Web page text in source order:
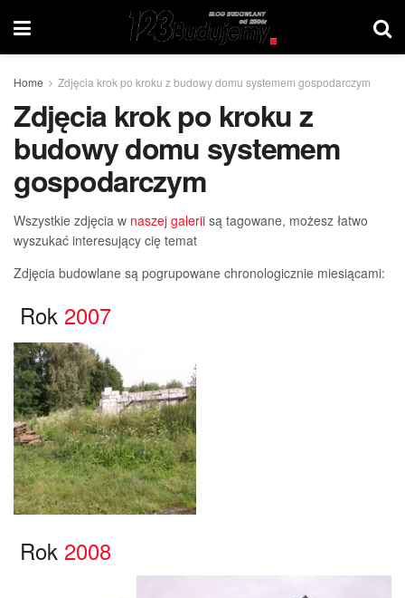
Home Zdjęcia krok po kroku z budowy domu systemem gospodarczym
Zdjęcia krok po kroku z
budowy domu systemem
gospodarczym
Wszystkie zdjęcia w naszej galerii są tagowane, możesz łatwo
wyszukać interesujący cię temat
Zdjęcia budowlane są pogrupowane chronologicznie miesiącami:
Rok 2007
Rok 2008